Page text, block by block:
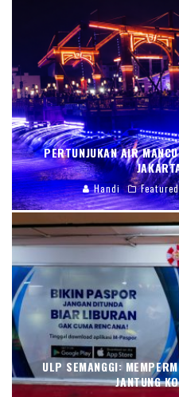
PERTUNJUKAN AIR
Handi Featured
ULP SEMANGGI:
JANTUNG